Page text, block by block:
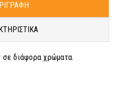
σε διάφορα χρώματα.